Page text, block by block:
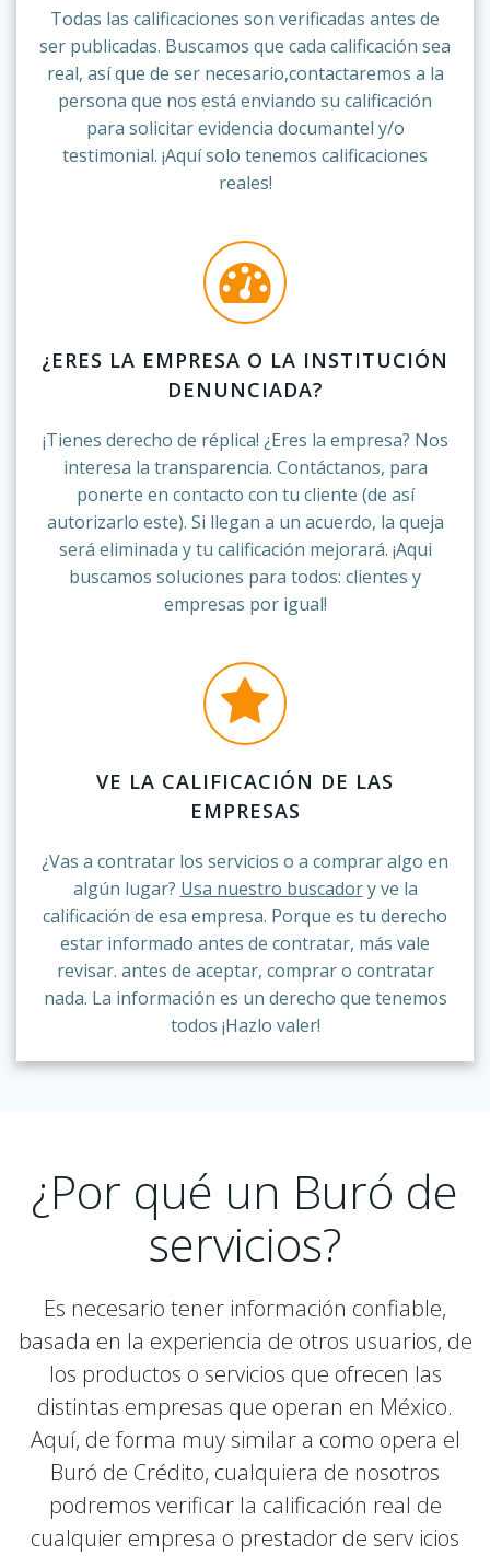
Todas las calificaciones son verificadas antes de
ser publicadas. Buscamos que cada calificación sea
real, así que de ser necesario,contactaremos a la
persona que nos está enviando su calificación
para solicitar evidencia documantel y/o
testimonial. ¡Aquí solo tenemos calificaciones
reales!
¿ERES LA EMPRESA O LA INSTITUCIÓN
DENUNCIADA?
¡Tienes derecho de réplica! ¿Eres la empresa? Nos
interesa la transparencia. Contáctanos, para
ponerte en contacto con tu cliente (de así
autorizarlo este). Si llegan a un acuerdo, la queja
será eliminada y tu calificación mejorará. ¡Aqui
buscamos soluciones para todos: clientes y
empresas por igual!
VE LA CALIFICACIÓN DE LAS
EMPRESAS
¿Vas a contratar los servicios o a comprar algo en
algún lugar? Usa nuestro buscadory ve la
calificación de esa empresa. Porque es tu derecho
estar informado antes de contratar, más vale
revisar. antes de aceptar, comprar o contratar
nada. La información es un derecho que tenemos
todos ¡Hazlo valer!
¿Por qué un Buró de
servicios?
Es necesario tener información confiable,
basada en la experiencia de otros usuarios, de
los productos o servicios que ofrecen las
distintas empresas que operan en México.
Aquí, de forma muy similar a como opera el
Buró de Crédito, cualquiera de nosotros
podremos verificar la calificación real de
cualquier empresa o prestador de serv icios